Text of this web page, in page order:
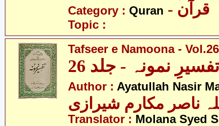
Category : Quran - قرآن
Topic :
Tafseer e Namoona - Vol.26
تفسیرِ نمونہ - جلد 26
Author : Ayatullah Nasir
ناصر مکارم شیرازی
Translator : Molana Syed